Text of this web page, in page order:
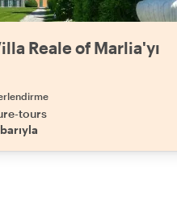
Reale of Marlia'yı
tours